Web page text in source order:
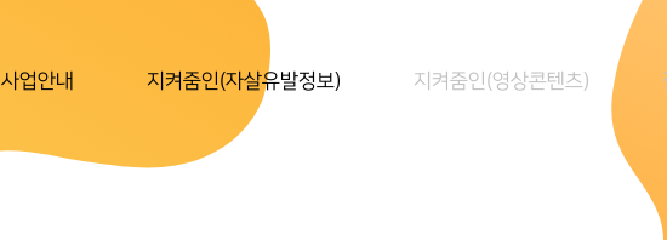
사업안내 지켜줌인(자살유발정보) 지켜줌인(영상콘텐츠)